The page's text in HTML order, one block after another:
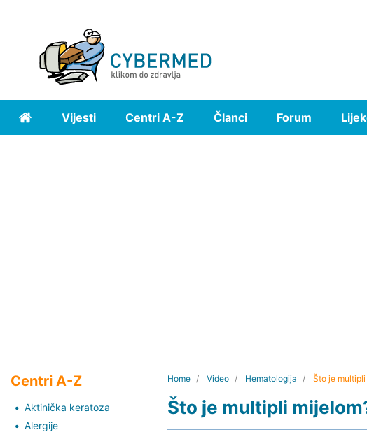
Home Vijesti Centri A-Z Članci Forum
Centri A-Z
Aktinička keratoza
Alergije
Home Video Hematologija Što je
Što je multipli